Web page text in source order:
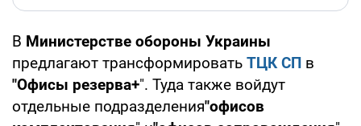
В Министерстве обороны Украины
предлагают трансформировать ТЦК СП в
"Офисы резерва+". Туда также войдут
отдельные подразделения"офисов